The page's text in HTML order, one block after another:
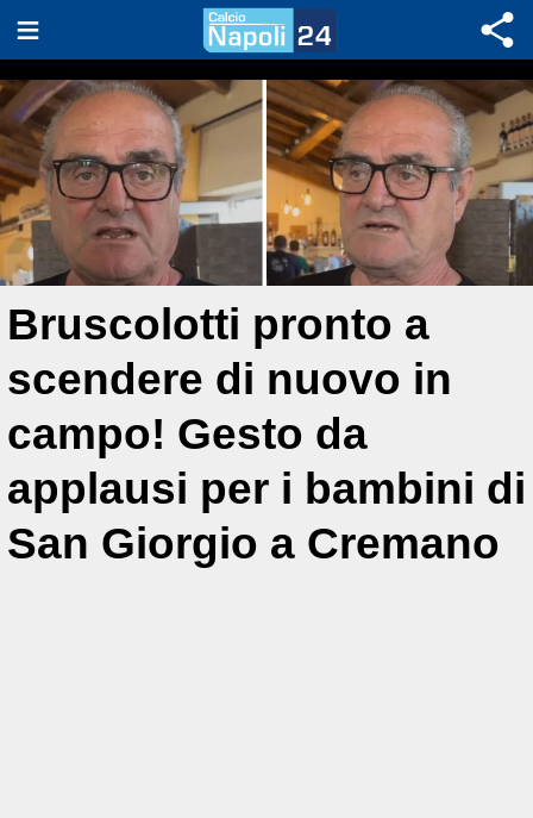
Bruscolotti pronto a
scendere di nuovo in
campo! Gesto da
applausi per i bambini di
San Giorgio a Cremano